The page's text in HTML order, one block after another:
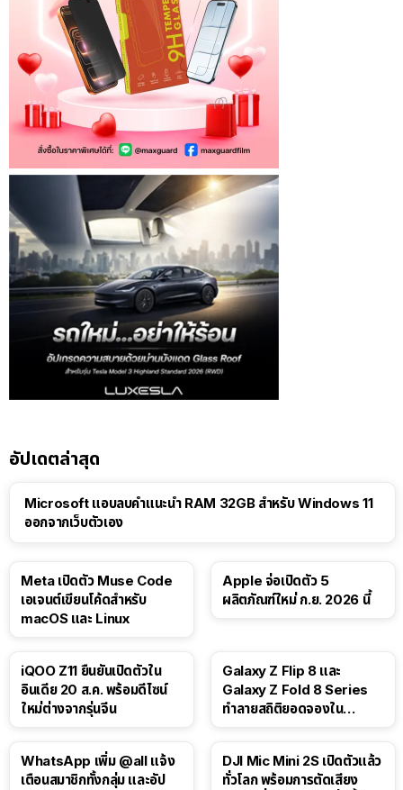
อัปเดตล่าสุด
Microsoft แอบลบคำแนะนำ RAM 32GB สำหรับ Windows 11
ออกจากเว็บตัวเอง
Meta เปิดตัว Muse Code
เอเจนต์เขียนโค้ดสำหรับ
macOS และ Linux
Apple จ่อเปิดตัว 5
ผลิตภัณฑ์ใหม่ ก.ย. 2026 นี้
iQOO Z11 ยืนยันเปิดตัวใน
อินเดีย 20 ส.ค. พร้อมดีไซน์
ใหม่ต่างจากรุ่นจีน
Galaxy Z Flip 8 และ
Galaxy Z Fold 8 Series
ทำลายสถิติยอดจองใน
WhatsApp เพิ่ม @all แจ้ง
เตือนสมาชิกทั้งกลุ่ม และอัป
DJI Mic Mini 2S เปิดตัวแล้ว
ทั่วโลก พร้อมการตัดเสียง